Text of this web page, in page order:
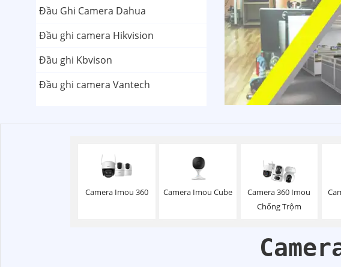
Đầu Ghi Camera Dahua
Đầu ghi camera Hikvision
Đầu ghi Kbvison
Đầu ghi camera Vantech
Camera Imou 360 Camera Imou Cube
Camera 360 Imou
Chống Trộm